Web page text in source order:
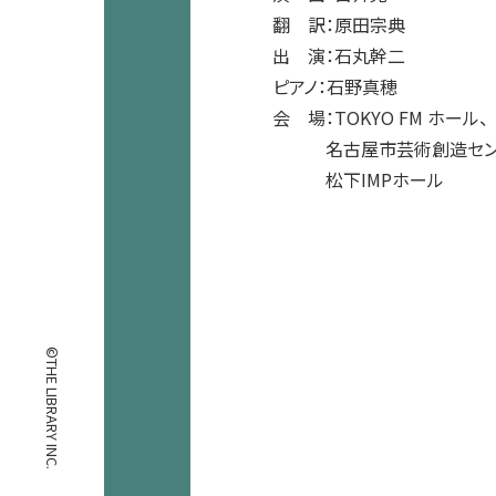
翻 訳：原田宗典
出 演：石丸幹二
ピアノ：石野真穂
会 場：TOKYO FM ホール、
名古屋市芸術創造セン
松下IMPホール
©THE LIBRARY INC.